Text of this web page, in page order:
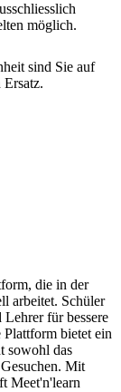
möglich.
sind Sie auf
die in der
arbeitet. Schüler
für bessere
bietet ein
sowohl das
Mit
Meet'n'learn